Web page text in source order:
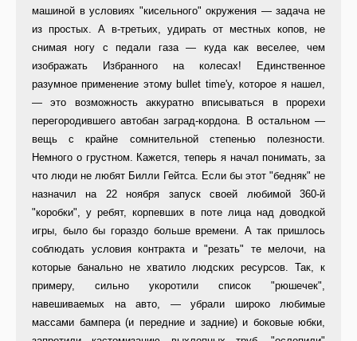
машиной в условиях "кисельного" окружения — задача не
из простых. А в-третьих, удирать от местных копов, не
снимая ногу с педали газа — куда как веселее, чем
изображать Избранного на колесах! Единственное
разумное применение этому bullet time'y, которое я нашел,
— это возможность аккуратно вписываться в прорехи
перегородившего автобан заград-кордона. В остальном —
вещь с крайне сомнительной степенью полезности.
Немного о грустном. Кажется, теперь я начал понимать, за
что люди не любят Билли Гейтса. Если бы этот "бедняк" не
назначил на 22 ноября запуск своей любимой 360-й
"коробки", у ребят, корпевших в поте лица над доводкой
игры, было бы гораздо больше времени. А так пришлось
соблюдать условия контракта и "резать" те мелочи, на
которые банально не хватило людских ресурсов. Так, к
примеру, сильно укоротили список "рюшечек",
навешиваемых на авто, — убрали широко любимые
массами бампера (и передние и задние) и боковые юбки,